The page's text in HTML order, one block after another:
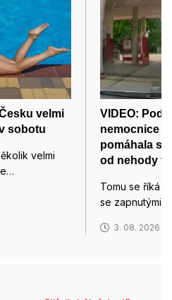
velmi
sobotu
velmi
VIDEO: Pod
nemocnice v
pomáhala s
od nehody
Tomu se říká
se zapnutými
3. 08. 2026